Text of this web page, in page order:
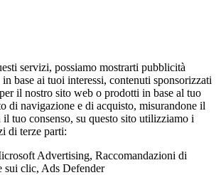
servizi, possiamo mostrarti pubblicità
in base ai tuoi interessi, contenuti sponsorizzati
il nostro sito web o prodotti in base al tuo
di navigazione e di acquisto, misurandone il
il tuo consenso, su questo sito utilizziamo i
di terze parti:
Advertising, Raccomandazioni di
sui clic, Ads Defender